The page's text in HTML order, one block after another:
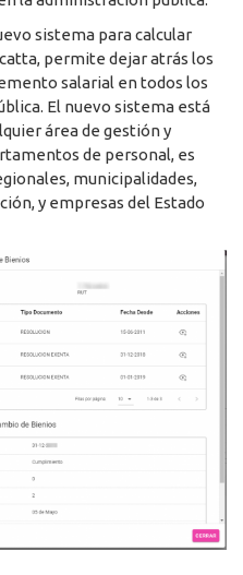
sistema para calcular
permite dejar atrás los
salarial en todos los
El nuevo sistema está
área de gestión y
de personal, es
municipalidades,
y empresas del Estado